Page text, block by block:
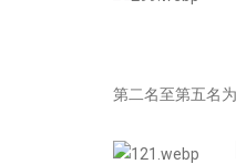
第二名至第五名